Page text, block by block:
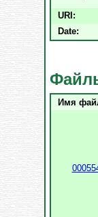
URI:
Date:
Имя